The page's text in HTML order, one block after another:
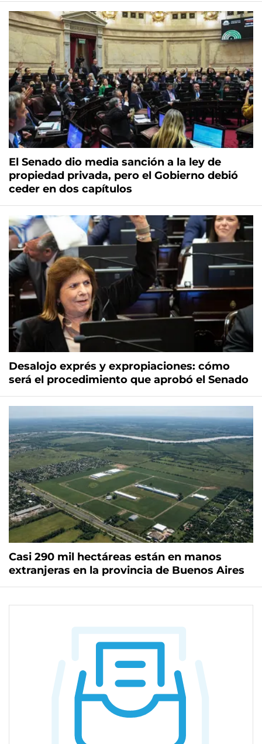
El Senado dio media sanción a la ley de
propiedad privada, pero el Gobierno debió
ceder en dos capítulos
Desalojo exprés y expropiaciones: cómo
será el procedimiento que aprobó el Senado
Casi 290 mil hectáreas están en manos
extranjeras en la provincia de Buenos Aires